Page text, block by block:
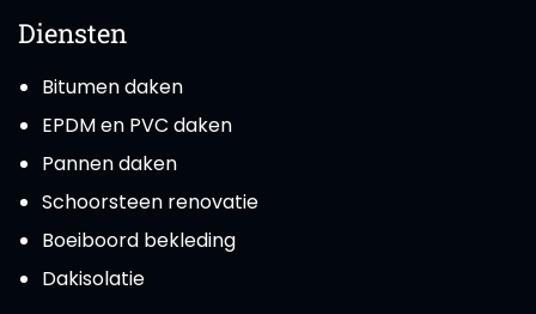
Diensten
Bitumen daken
EPDM en PVC daken
Pannen daken
Schoorsteen renovatie
Boeiboord bekleding
Dakisolatie